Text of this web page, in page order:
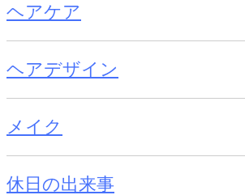
ヘアケア
ヘアデザイン
メイク
休日の出来事